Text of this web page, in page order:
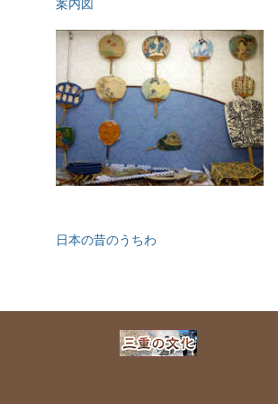
案内図
日本の昔のうちわ